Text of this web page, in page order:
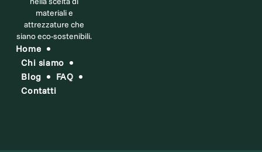
materiali e
attrezzature che
siano eco-sostenibili.
Home
Chi siamo
Blog
FAQ
Contatti